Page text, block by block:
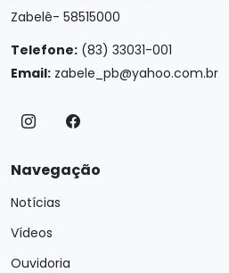
Zabelê- 58515000
Telefone: (83) 33031-001
Email: zabele_pb@yahoo.com.br
Navegação
Notícias
Vídeos
Ouvidoria